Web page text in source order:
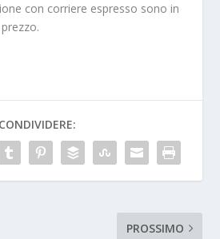
con corriere espresso sono in
CONDIVIDERE:
PROSSIMO